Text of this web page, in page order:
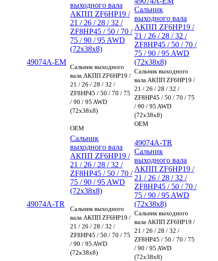
49074A-EM
выходного вала
АКПП ZF6HP19 /
21 / 26 / 28 / 32 /
ZF8HP45 / 50 / 70 /
75 / 90 / 95 AWD
(72x38x8)
Сальник выходного
вала АКПП ZF6HP19 /
21 / 26 / 28 / 32 /
ZF8HP45 / 50 / 70 / 75
/ 90 / 95 AWD
(72x38x8)
OEM
Сальник
выходного вала
АКПП ZF6HP19 /
21 / 26 / 28 / 32 /
ZF8HP45 / 50 / 70 /
75 / 90 / 95 AWD
(72x38x8)
Сальник выходного
вала АКПП ZF6HP19 /
21 / 26 / 28 / 32 /
ZF8HP45 / 50 / 70 / 75
/ 90 / 95 AWD
(72x38x8)
OEM
49074A-TR
Сальник
выходного вала
АКПП ZF6HP19 /
21 / 26 / 28 / 32 /
ZF8HP45 / 50 / 70 /
75 / 90 / 95 AWD
(72x38x8)
Сальник выходного
вала АКПП ZF6HP19 /
21 / 26 / 28 / 32 /
ZF8HP45 / 50 / 70 / 75
/ 90 / 95 AWD
(72x38x8)
49074A-TR
Сальник
выходного вала
АКПП ZF6HP19 /
21 / 26 / 28 / 32 /
ZF8HP45 / 50 / 70 /
75 / 90 / 95 AWD
(72x38x8)
Сальник выходного
вала АКПП ZF6HP19 /
21 / 26 / 28 / 32 /
ZF8HP45 / 50 / 70 / 75
/ 90 / 95 AWD
(72x38x8)